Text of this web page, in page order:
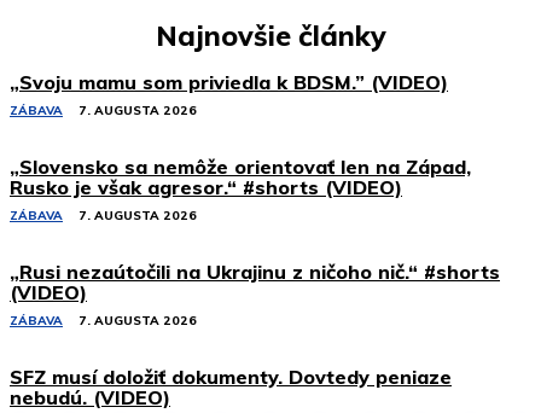
Najnovšie články
„Svoju mamu som priviedla k BDSM.” (VIDEO)
ZÁBAVA 7. AUGUSTA 2026
„Slovensko sa nemôže orientovať len na Západ,
Rusko je však agresor.“ #shorts (VIDEO)
ZÁBAVA 7. AUGUSTA 2026
„Rusi nezaútočili na Ukrajinu z ničoho nič.“ #shorts
(VIDEO)
ZÁBAVA 7. AUGUSTA 2026
SFZ musí doložiť dokumenty. Dovtedy peniaze
nebudú. (VIDEO)